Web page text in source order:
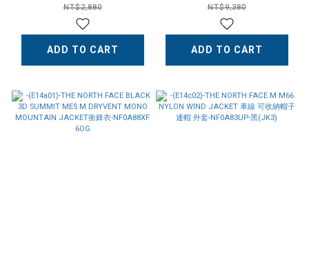
NF0A86QB-白色(QLI)
NT$2,880
ADD TO CART
(JK3)/-(E14d01)-白(QLI)
NT$9,380
ADD TO CART